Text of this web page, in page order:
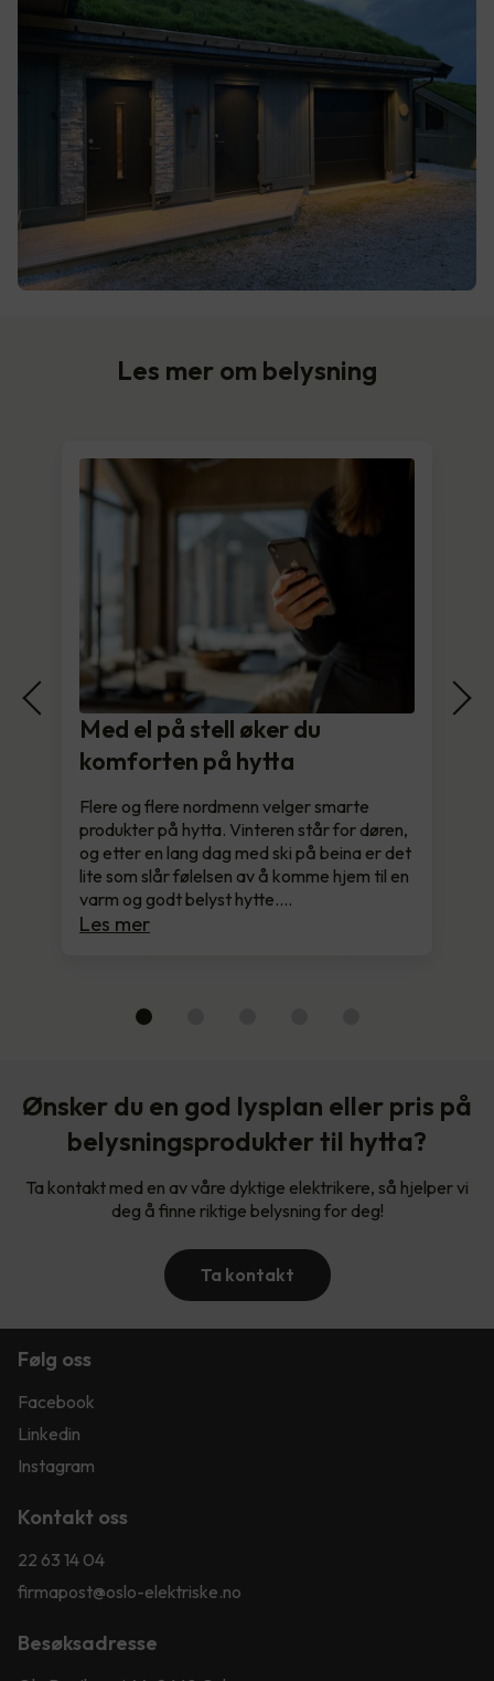
Les mer om belysning
Med el på stell øker du
komforten på hytta
Flere og flere nordmenn velger smarte
produkter på hytta. Vinteren står for døren,
og etter en lang dag med ski på beina er det
lite som slår følelsen av å komme hjem til en
varm og godt belyst hytte.…
Les mer
Ønsker du en god lysplan eller pris på
belysningsprodukter til hytta?
Ta kontakt med en av våre dyktige elektrikere, så hjelper vi
deg å finne riktige belysning for deg!
Ta kontakt
Følg oss
Facebook
Linkedin
Instagram
Kontakt oss
22 63 14 04
firmapost@oslo-elektriske.no
Besøksadresse